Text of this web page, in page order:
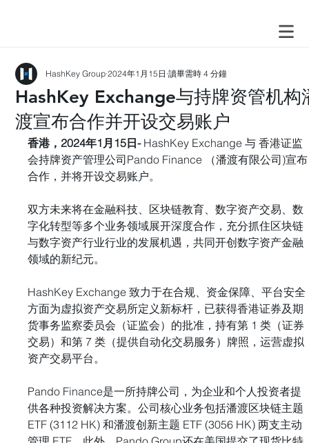
HashKey Exchange与持牌资管机构
渡宣布合作并开设交易账户
HashKey Group 2024年1月15日 讀畢需時 4 分鐘
香港，2024年1月15日- HashKey Exchange 与 香港证监
会持牌资产管理公司Pando Finance （潘渡有限公司)宣布
合作，并将开设交易账户。
双方未来将在金融科技、区块链教育、数字资产交易、数
字化转型等多个业务领域展开深度合作，充分抓住区块链
与数字资产行业行业的发展机遇，共同开创数字资产金融
领域的新纪元。
HashKey Exchange 致力于在合规、资金保障、平台安全
方面为虚拟资产交易所定义新标杆，已获得香港证券及期
货事务监察委员会（证监会）的批准，持有第 1 类（证券
交易）和第 7 类（提供自动化交易服务）牌照，运营虚拟
资产交易平台。
Pando Finance是一所持牌公司，为企业和个人投资者提
供各种投资解决方案。公司核心业务包括潘渡区块链主题
ETF (3112 HK) 和潘渡创新主题 ETF (3056 HK) 两支主动